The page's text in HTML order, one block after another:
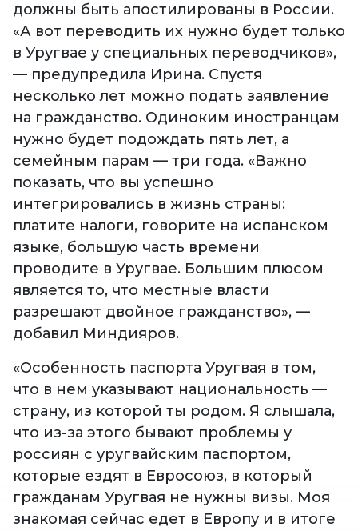
должны быть апостилированы в России.
«А вот переводить их нужно будет только
в Уругвае у специальных переводчиков»,
— предупредила Ирина. Спустя
несколько лет можно подать заявление
на гражданство. Одиноким иностранцам
нужно будет подождать пять лет, а
семейным парам — три года. «Важно
показать, что вы успешно
интегрировались в жизнь страны:
платите налоги, говорите на испанском
языке, большую часть времени
проводите в Уругвае. Большим плюсом
является то, что местные власти
разрешают двойное гражданство», —
добавил Миндияров.
«Особенность паспорта Уругвая в том,
что в нем указывают национальность —
страну, из которой ты родом. Я слышала,
что из-за этого бывают проблемы у
россиян с уругвайским паспортом,
которые ездят в Евросоюз, в который
гражданам Уругвая не нужны визы. Моя
знакомая сейчас едет в Европу и в итоге